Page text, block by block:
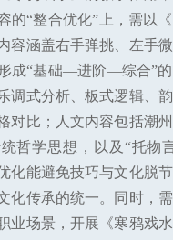
的“整合优化”上，需以
容涵盖右手弹挑、左手
成“基础—进阶—综合”
调式分析、板式逻辑、
对比；人文内容包括潮
哲学思想，以及“托物
化能避免技巧与文化脱
化传承的统一。同时，
业场景，开展《寒鸦戏